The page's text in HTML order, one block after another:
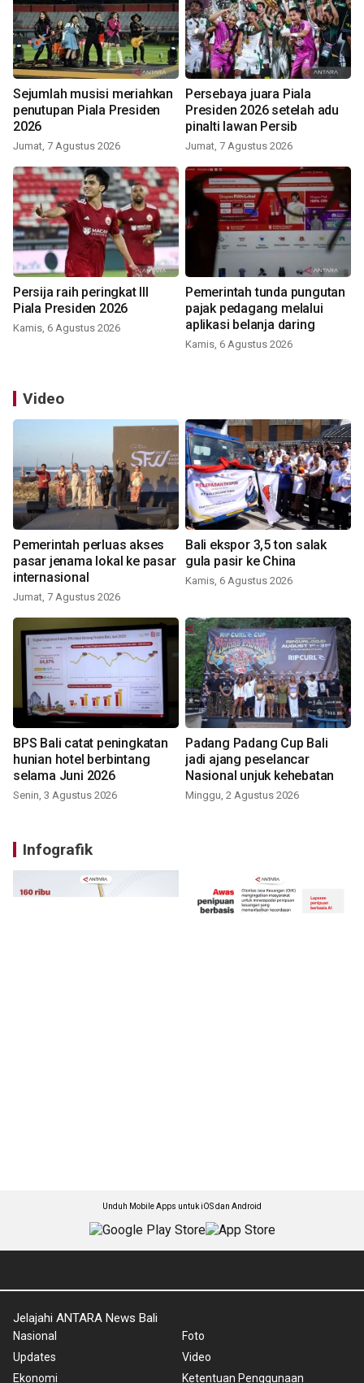
Sejumlah musisi meriahkan
penutupan Piala Presiden
2026
Jumat, 7 Agustus 2026
Persebaya juara Piala
Presiden 2026 setelah adu
pinalti lawan Persib
Jumat, 7 Agustus 2026
Persija raih peringkat III
Piala Presiden 2026
Kamis, 6 Agustus 2026
Pemerintah tunda pungutan
pajak pedagang melalui
aplikasi belanja daring
Kamis, 6 Agustus 2026
Video
Pemerintah perluas akses
pasar jenama lokal ke pasar
internasional
Jumat, 7 Agustus 2026
Bali ekspor 3,5 ton salak
gula pasir ke China
Kamis, 6 Agustus 2026
BPS Bali catat peningkatan
hunian hotel berbintang
selama Juni 2026
Senin, 3 Agustus 2026
Padang Padang Cup Bali
jadi ajang peselancar
Nasional unjuk kehebatan
Minggu, 2 Agustus 2026
Infografik
Unduh Mobile Apps untuk iOS dan Android
Jelajahi ANTARA News Bali
Nasional
Updates
Ekonomi
Foto
Video
Ketentuan Penggunaan